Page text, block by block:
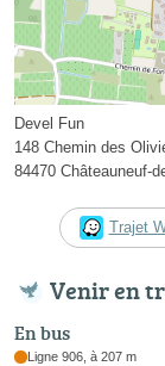
Devel Fun
148 Chemin des
84470 Châteauneuf-
Trajet
Venir en
En bus
Ligne 906, à 207 m